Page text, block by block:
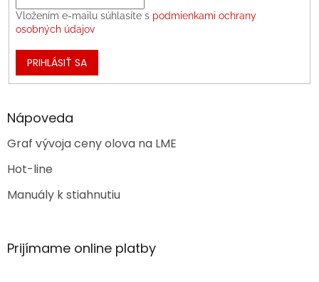
Vložením e-mailu súhlasíte s podmienkami ochrany
osobných údajov
PRIHLÁSIŤ SA
Nápoveda
Graf vývoja ceny olova na LME
Hot-line
Manuály k stiahnutiu
Prijímame online platby